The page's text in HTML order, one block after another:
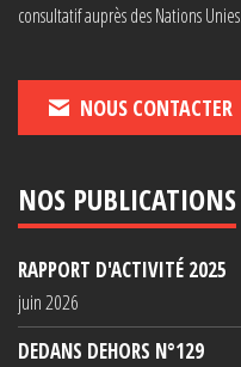
consultatif auprès des Nations Unies.
NOUS CONTACTER
NOS PUBLICATIONS
RAPPORT D'ACTIVITÉ 2025
juin 2026
DEDANS DEHORS N°129